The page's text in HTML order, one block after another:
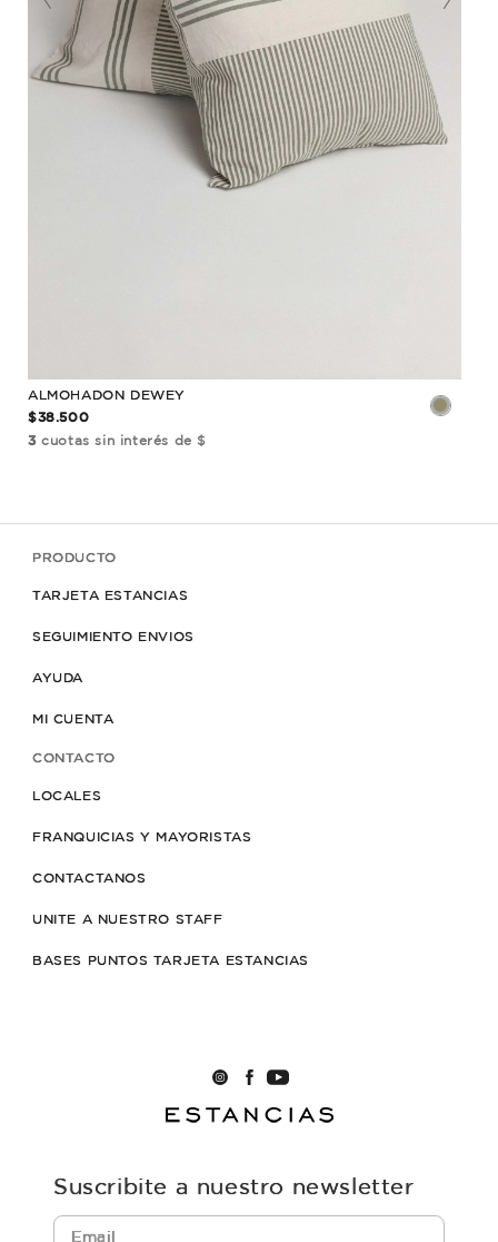
ALMOHADON DEWEY
$38.500
3 cuotas sin interés de $
PRODUCTO
TARJETA ESTANCIAS
SEGUIMIENTO ENVIOS
AYUDA
MI CUENTA
CONTACTO
LOCALES
FRANQUICIAS Y MAYORISTAS
CONTACTANOS
UNITE A NUESTRO STAFF
BASES PUNTOS TARJETA ESTANCIAS
Suscribite a nuestro newsletter